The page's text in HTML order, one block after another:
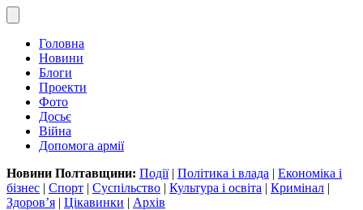
Головна
Новини
Блоги
Проекти
Фото
Досьє
Війна
Допомога армії
Новини Полтавщини: Події| Політика і влада | Економіка і
бізнес | Спорт | Суспільство | Культура і освіта | Кримінал |
Здоров’я | Цікавинки | Архів